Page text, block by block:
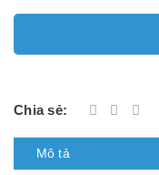
Chia sẻ:
Mô tả